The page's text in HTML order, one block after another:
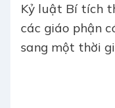
Kỷ luật Bí tích
các giáo phận
sang một thời